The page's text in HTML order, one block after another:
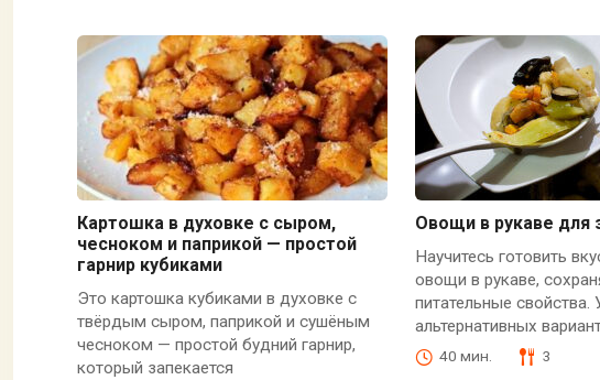
Картошка в духовке с сыром,
чесноком и паприкой — простой
гарнир кубиками
Это картошка кубиками в духовке с
твёрдым сыром, паприкой и сушёным
чесноком — простой будний гарнир,
который запекается
Овощи в рукаве для
Научитесь готовить
овощи в рукаве,
питательные свойства.
альтернативных
40 мин. 3